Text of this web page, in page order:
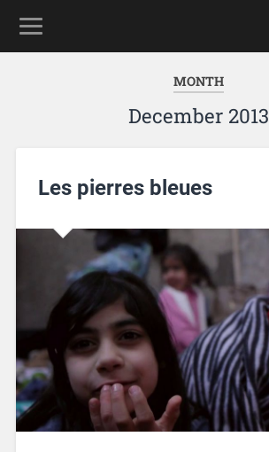
MONTH
December 2013
Les pierres bleues